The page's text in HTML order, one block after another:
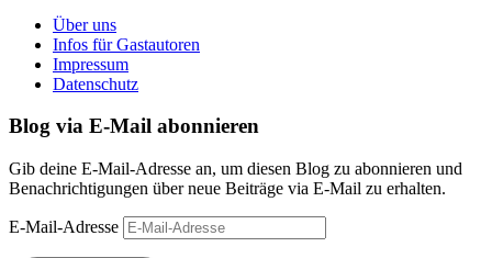
Über uns
Infos für Gastautoren
Impressum
Datenschutz
Blog via E-Mail abonnieren
Gib deine E-Mail-Adresse an, um diesen Blog zu abonnieren und
Benachrichtigungen über neue Beiträge via E-Mail zu erhalten.
E-Mail-Adresse